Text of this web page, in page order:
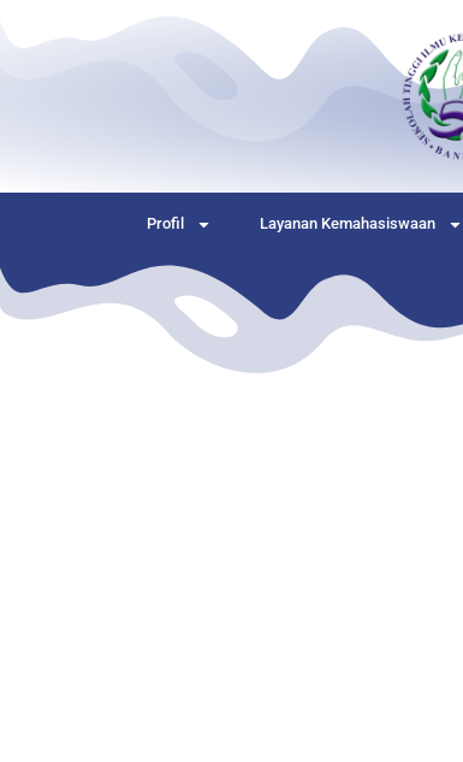
Profil Layanan Kemahasiswaan